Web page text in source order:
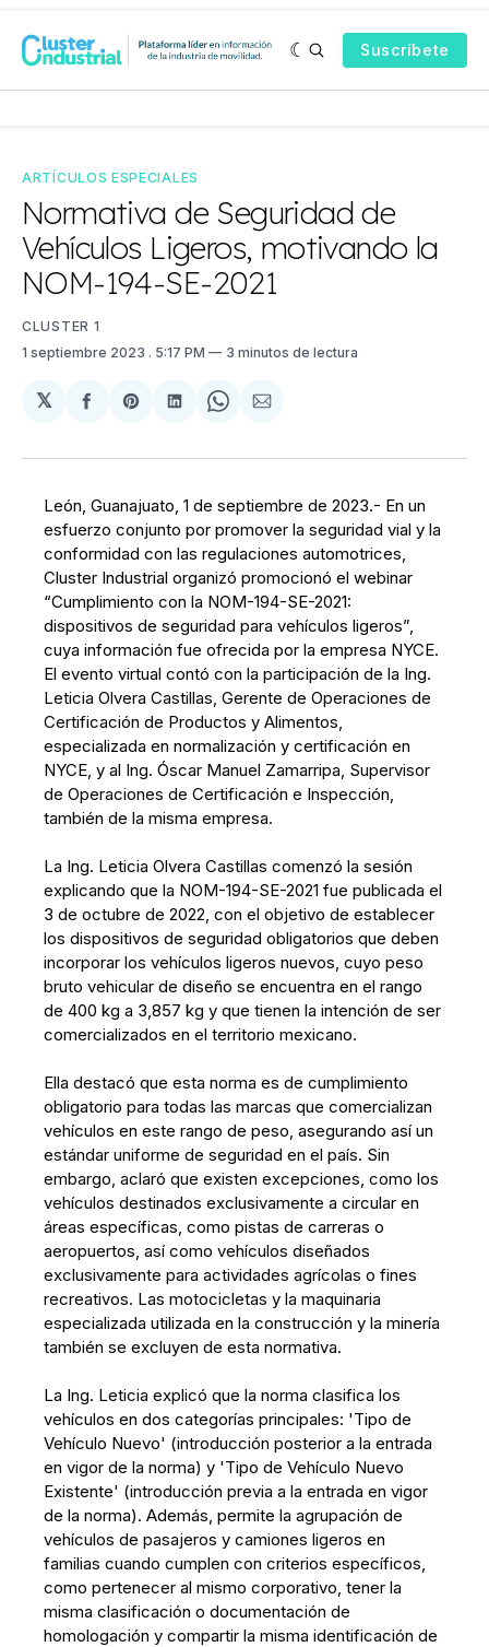
Suscríbete
ARTÍCULOS ESPECIALES
Normativa de Seguridad de
Vehículos Ligeros, motivando la
NOM-194-SE-2021
CLUSTER 1
1 septiembre 2023 . 5:17 PM 3 minutos de lectura
𝕏
Compartir
Facebook
Share
Pinterest
Compartir
LinkedIn
Share
WhatsApp
Compartir
Email
León, Guanajuato, 1 de septiembre de 2023.- En un
esfuerzo conjunto por promover la seguridad vial y la
conformidad con las regulaciones automotrices,
Cluster Industrial organizó promocionó el webinar
“Cumplimiento con la NOM-194-SE-2021:
dispositivos de seguridad para vehículos ligeros”,
cuya información fue ofrecida por la empresa NYCE.
El evento virtual contó con la participación de la Ing.
Leticia Olvera Castillas, Gerente de Operaciones de
Certificación de Productos y Alimentos,
especializada en normalización y certificación en
NYCE, y al Ing. Óscar Manuel Zamarripa, Supervisor
de Operaciones de Certificación e Inspección,
también de la misma empresa.
La Ing. Leticia Olvera Castillas comenzó la sesión
explicando que la NOM-194-SE-2021 fue publicada el
3 de octubre de 2022, con el objetivo de establecer
los dispositivos de seguridad obligatorios que deben
incorporar los vehículos ligeros nuevos, cuyo peso
bruto vehicular de diseño se encuentra en el rango
de 400 kg a 3,857 kg y que tienen la intención de ser
comercializados en el territorio mexicano.
Ella destacó que esta norma es de cumplimiento
obligatorio para todas las marcas que comercializan
vehículos en este rango de peso, asegurando así un
estándar uniforme de seguridad en el país. Sin
embargo, aclaró que existen excepciones, como los
vehículos destinados exclusivamente a circular en
áreas específicas, como pistas de carreras o
aeropuertos, así como vehículos diseñados
exclusivamente para actividades agrícolas o fines
recreativos. Las motocicletas y la maquinaria
especializada utilizada en la construcción y la minería
también se excluyen de esta normativa.
La Ing. Leticia explicó que la norma clasifica los
vehículos en dos categorías principales: 'Tipo de
Vehículo Nuevo' (introducción posterior a la entrada
en vigor de la norma) y 'Tipo de Vehículo Nuevo
Existente' (introducción previa a la entrada en vigor
de la norma). Además, permite la agrupación de
vehículos de pasajeros y camiones ligeros en
familias cuando cumplen con criterios específicos,
como pertenecer al mismo corporativo, tener la
misma clasificación o documentación de
homologación y compartir la misma identificación de